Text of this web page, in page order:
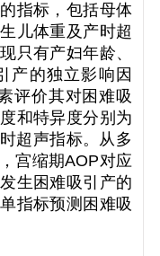
指标，包括母体
儿体重及产时超
只有产妇年龄、
产的独立影响因
评价其对困难吸
和特异度分别为
超声指标。从多
宫缩期AOP对应
生困难吸引产的
指标预测困难吸